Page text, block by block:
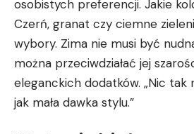
osobistych preferencji. Jakie
Czerń, granat czy ciemne
wybory. Zima nie musi być
można przeciwdziałać‌ jej
eleganckich dodatków. „Nic‌ tak
jak mała dawka stylu.”